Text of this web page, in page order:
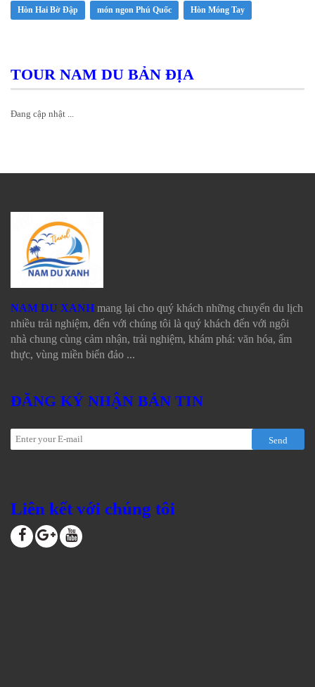
Hòn Hai Bờ Đập món ngon Phú Quốc Hòn Móng Tay
TOUR NAM DU BẢN ĐỊA
Đang cập nhật ...
NAM DU XANH mang lại cho quý khách những chuyến du lịch
nhiều trải nghiệm, đến với chúng tôi là quý khách đến với ngôi
nhà chung cùng cảm nhận, trải nghiệm, khám phá: văn hóa, ẩm
thực, vùng miền biển đảo ...
ĐĂNG KÝ NHẬN BẢN TIN
Send
Liên kết với chúng tôi